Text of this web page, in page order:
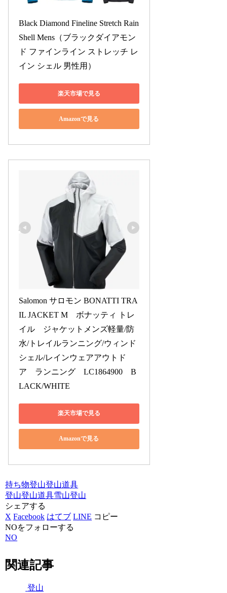
Black Diamond Fineline Stretch Rain
Shell Mens（ブラックダイアモン
ド ファインライン ストレッチ レ
イン シェル 男性用）
楽天市場で見る
Amazonで見る
Salomon サロモン BONATTI TRA
IL JACKET M　ボナッティ トレ
イル　ジャケットメンズ軽量/防
水/トレイルランニング/ウィンド
シェル/レインウェアアウトド
ア　ランニング　LC1864900　B
LACK/WHITE
楽天市場で見る
Amazonで見る
持ち物登山登山道具
登山登山道具雪山登山
シェアする
X Facebook はてブ LINE コピー
NOをフォローする
NO
関連記事
登山